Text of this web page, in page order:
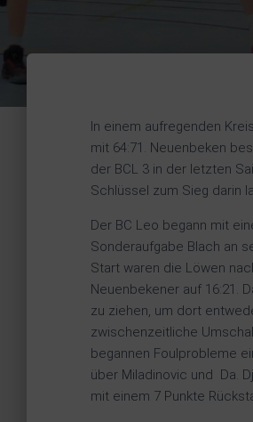
In einem aufregenden
mit 64:71. Neuenbeken
der BCL 3 in der letzten
Schlüssel zum Sieg darin
Der BC Leo begann mit
Sonderaufgabe Blach an
Start waren die Löwen
Neuenbekener auf 16:21.
zu ziehen, um dort
zwischenzeitliche
begannen Foulprobleme
über Miladinovic und Da.
mit einem 7 Punkte